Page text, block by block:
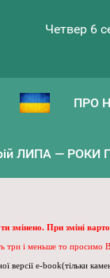
Четвер 6
ПРО
ЛИПА — РОКИ
змінено. При зміні
три і меньше то просимо
e-book(тільки